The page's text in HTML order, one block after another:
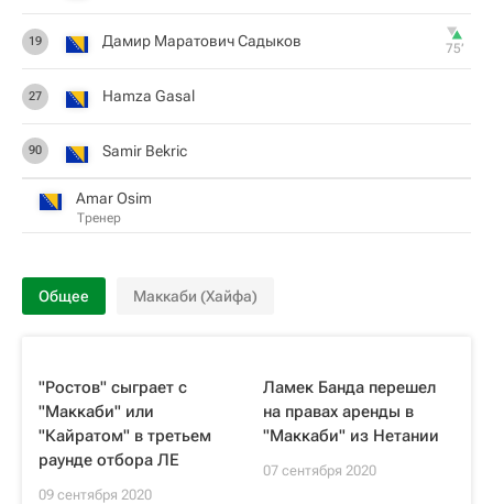
19 Дамир Маратович Садыков 75‎’‎
27 Hamza Gasal
90 Samir Bekric
Amar Osim
Тренер
Общее Маккаби (Хайфа)
"Ростов" сыграет с
"Маккаби" или
"Кайратом" в третьем
раунде отбора ЛЕ
09 сентября 2020
Ламек Банда перешел
на правах аренды в
"Маккаби" из Нетании
07 сентября 2020